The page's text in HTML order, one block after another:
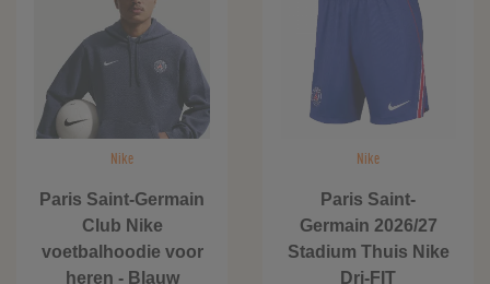
Nike
Paris Saint-Germain
Club Nike
voetbalhoodie voor
heren - Blauw
Nike
Paris Saint-
Germain 2026/27
Stadium Thuis Nike
Dri-FIT